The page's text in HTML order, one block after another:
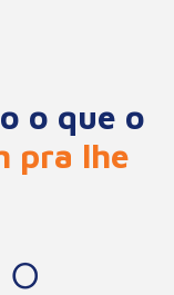
o que o
pra lhe